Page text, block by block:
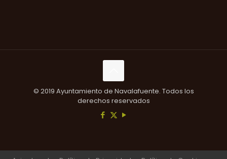
© 2019 Ayuntamiento de Navalafuente. Todos los
derechos reservados